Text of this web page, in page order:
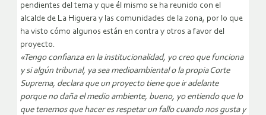
pendientes del tema y que él mismo se ha reunido con el
alcalde de La Higuera y las comunidades de la zona, por lo que
ha visto cómo algunos están en contra y otros a favor del
proyecto.
«Tengo confianza en la institucionalidad, yo creo que funciona
y si algún tribunal, ya sea medioambiental o la propia Corte
Suprema, declara que un proyecto tiene que ir adelante
porque no daña el medio ambiente, bueno, yo entiendo que lo
que tenemos que hacer es respetar un fallo cuando nos gusta y